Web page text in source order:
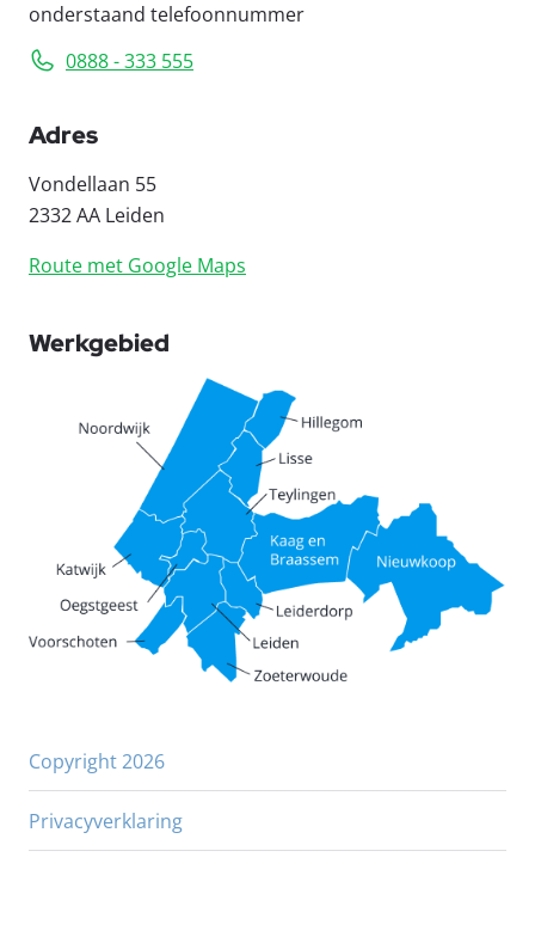
onderstaand telefoonnummer
0888 - 333 555
Adres
Vondellaan 55
2332 AA Leiden
Route met Google Maps
Werkgebied
Copyright 2026
Privacyverklaring